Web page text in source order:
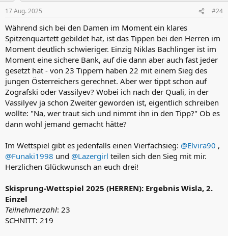
17 Aug. 2025 #24
Während sich bei den Damen im Moment ein klares
Spitzenquartett gebildet hat, ist das Tippen bei den Herren im
Moment deutlich schwieriger. Einzig Niklas Bachlinger ist im
Moment eine sichere Bank, auf die dann aber auch fast jeder
gesetzt hat - von 23 Tippern haben 22 mit einem Sieg des
jungen Österreichers gerechnet. Aber wer tippt schon auf
Zografski oder Vassilyev? Wobei ich nach der Quali, in der
Vassilyev ja schon Zweiter geworden ist, eigentlich schreiben
wollte: "Na, wer traut sich und nimmt ihn in den Tipp?" Ob es
dann wohl jemand gemacht hätte?
Im Wettspiel gibt es jedenfalls einen Vierfachsieg: @Elvira90 ,
@Funaki1998 und @Lazergirl teilen sich den Sieg mit mir.
Herzlichen Glückwunsch an euch drei!
Skisprung-Wettspiel 2025 (HERREN): Ergebnis Wisla, 2.
Einzel
Teilnehmerzahl: 23
SCHNITT: 219